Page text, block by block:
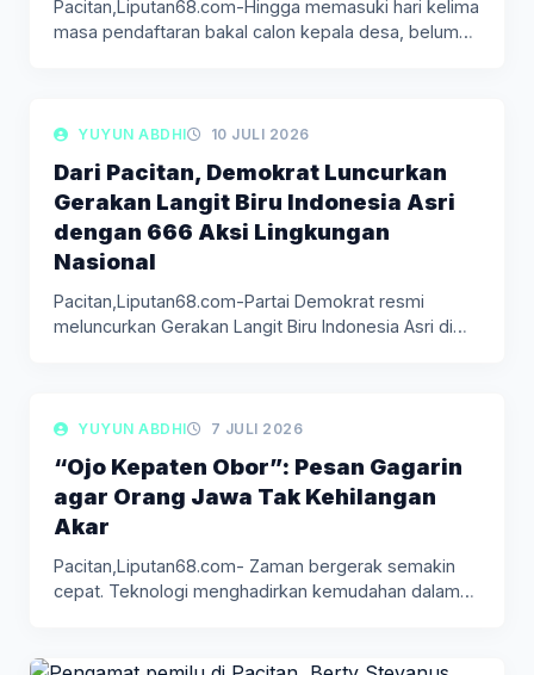
Pacitan,Liputan68.com-Hingga memasuki hari kelima
masa pendaftaran bakal calon kepala desa, belum
LIPUTAN BERITA
YUYUN ABDHI 10 JULI 2026
Dari Pacitan, Demokrat Luncurkan
Gerakan Langit Biru Indonesia Asri
dengan 666 Aksi Lingkungan
Nasional
Pacitan,Liputan68.com-Partai Demokrat resmi
meluncurkan Gerakan Langit Biru Indonesia Asri di
LIPUTAN BERITA
YUYUN ABDHI 7 JULI 2026
“Ojo Kepaten Obor”: Pesan Gagarin
agar Orang Jawa Tak Kehilangan
Akar
Pacitan,Liputan68.com- Zaman bergerak semakin
cepat. Teknologi menghadirkan kemudahan dalam